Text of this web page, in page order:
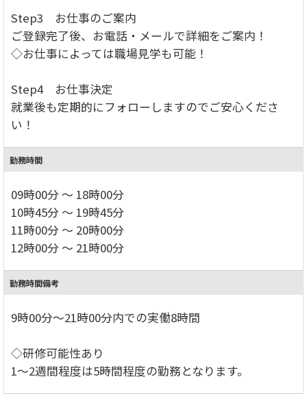
Step3 お仕事のご案内
ご登録完了後、お電話・メールで詳細をご案内！
◇お仕事によっては職場見学も可能！
Step4 お仕事決定
就業後も定期的にフォローしますのでご安心くださ
い！
勤務時間
09時00分 ～ 18時00分
10時45分 ～ 19時45分
11時00分 ～ 20時00分
12時00分 ～ 21時00分
勤務時間備考
9時00分～21時00分内での実働8時間
◇研修可能性あり
1～2週間程度は5時間程度の勤務となります。